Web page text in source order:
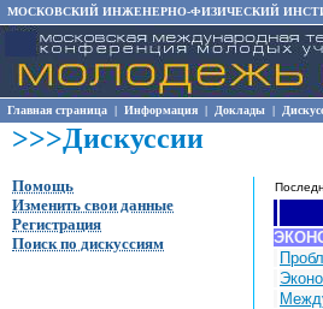
МОСКОВСКИЙ ИНЖЕНЕРНО-ФИЗИЧЕСКИЙ
Главная страница | Информация | Доклады |
>>>Дискуссии
Помощь
Изменить свои данные
Регистрация
Поиск по дискуссиям